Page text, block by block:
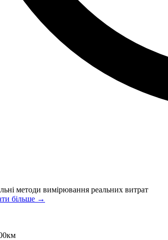
методи вимірювання реальних витрат
більше →